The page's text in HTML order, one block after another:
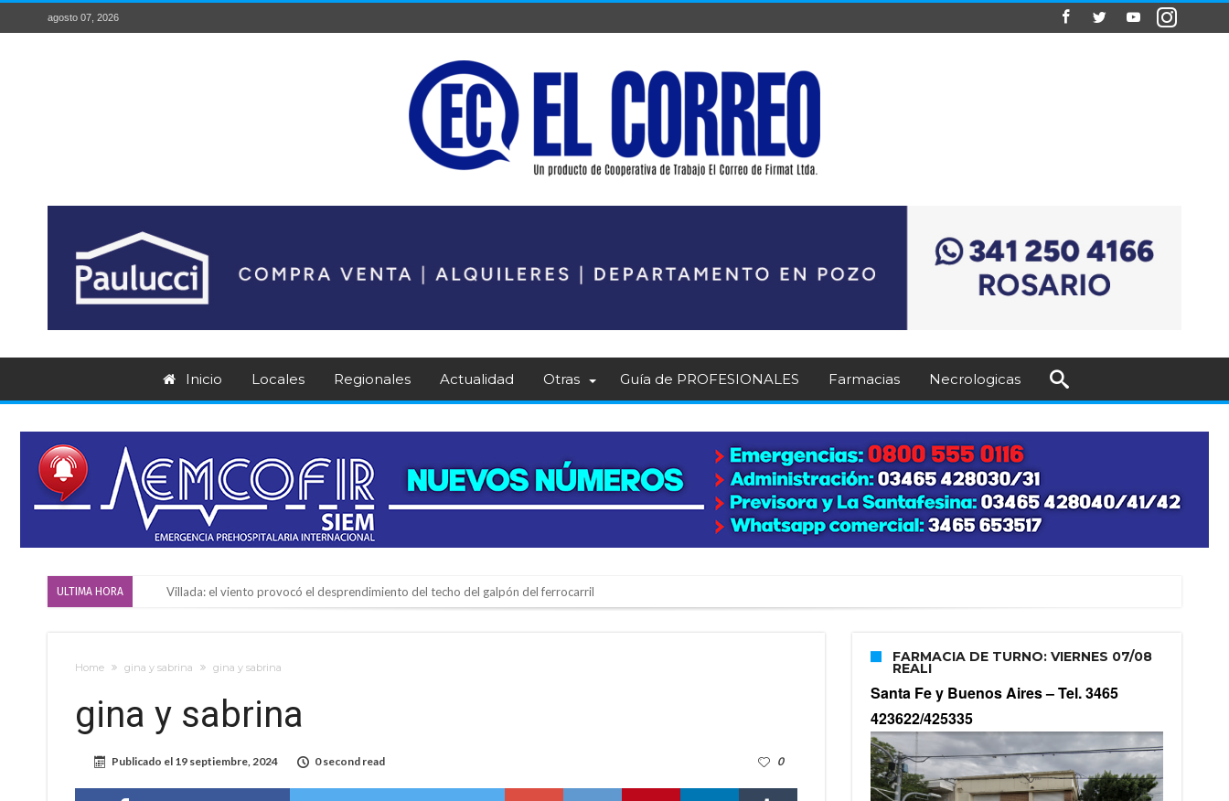
agosto 07, 2026
Inicio Locales Regionales Actualidad Otras Guía de PROFESIONALES Farmacias Necrologicas
ULTIMA HORA Villada: el viento provocó el desprendimiento del techo del galpón del ferrocarril
Vuelve el básquet: este viernes arranca el Clausura con agenda confirmada y planteles renovados
Home gina y sabrina gina y sabrina
gina y sabrina
Publicado el 19 septiembre, 2024 0 second read 0
FARMACIA DE TURNO: VIERNES 07/08
REALI
Santa Fe y Buenos Aires –Tel. 3465
423622/425335